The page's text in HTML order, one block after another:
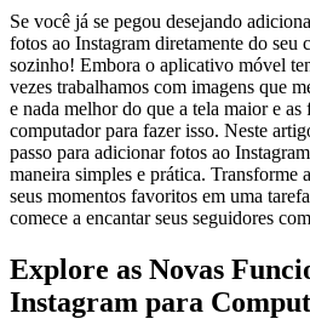
Se você já ‌se ⁤pegou desejando​
fotos ao Instagram diretamente do seu
sozinho! Embora o aplicativo móvel⁢
vezes trabalhamos ⁣com imagens que
e nada melhor do que a‍ tela ​maior⁢ e as⁢
computador para fazer isso. Neste
‍passo para adicionar fotos ao
maneira simples e prática. Transforme
seus momentos favoritos em ⁣uma‌
comece a encantar‍ seus⁤ seguidores
Explore as Novas
Instagram para